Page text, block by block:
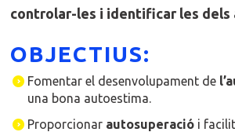
controlar-les i identificar les dels
OBJECTIUS:
Fomentar el desenvolupament de
una bona autoestima.
Proporcionar autosuperació i